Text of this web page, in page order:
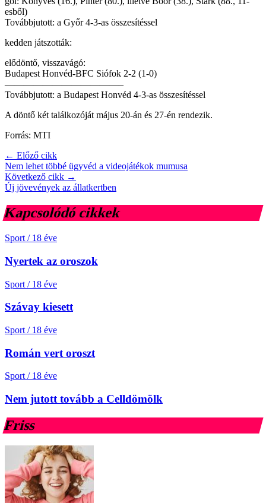
esből)
Továbbjutott: a Győr 4-3-as összesítéssel
kedden játszották:
elődöntő, visszavágó:
Budapest Honvéd-BFC Siófok 2-2 (1-0)
————————————–
Továbbjutott: a Budapest Honvéd 4-3-as összesítéssel
A döntő két találkozóját május 20-án és 27-én rendezik.
Forrás: MTI
← Előző cikk
Nem lehet többé ügyvéd a videojátékok mumusa
Következő cikk →
Új jövevények az állatkertben
Kapcsolódó cikkek
Sport / 18 éve
Nyertek az oroszok
Sport / 18 éve
Szávay kiesett
Sport / 18 éve
Román vert oroszt
Sport / 18 éve
Nem jutott tovább a Celldömölk
Friss